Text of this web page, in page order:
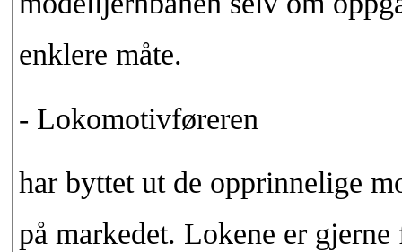
enklere måte.
- Lokomotivføreren
har byttet ut de opprinnelige
på markedet. Lokene er